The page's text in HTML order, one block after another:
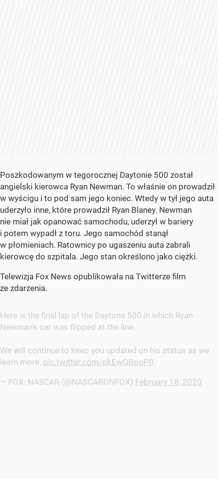
Poszkodowanym w tegorocznej Daytonie 500 został
angielski kierowca Ryan Newman. To właśnie on prowadził
w wyścigu i to pod sam jego koniec. Wtedy w tył jego auta
uderzyło inne, które prowadził Ryan Blaney. Newman
nie miał jak opanować samochodu, uderzył w bariery
i potem wypadł z toru. Jego samochód stanął
w płomieniach. Ratownicy po ugaszeniu auta zabrali
kierowcę do szpitala. Jego stan określono jako ciężki.
Telewizja Fox News opublikowała na Twitterze film
ze zdarzenia.
Here is the final lap of the Daytona 500 in which Ryan
Newman's car was flipped at the line.
We will continue to keep you updated on his status as we
learn more. pic.twitter.com/qkEwQBpoP0
— FOX: NASCAR (@NASCARONFOX) February 18, 2020